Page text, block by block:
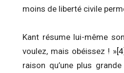
moins de liberté civile
Kant résume lui-même
voulez, mais obéissez ! »[4]
raison qu’une plus